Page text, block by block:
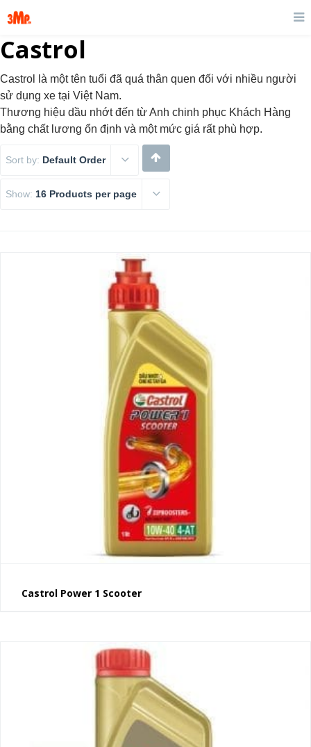
Castrol
Castrol là một tên tuổi đã quá thân quen đối với nhiều người
sử dụng xe tại Việt Nam.
Thương hiệu dầu nhớt đến từ Anh chinh phục Khách Hàng
bằng chất lương ổn định và một mức giá rất phù hợp.
Sort by: Default Order
Show: 16 Products per page
Castrol Power 1 Scooter